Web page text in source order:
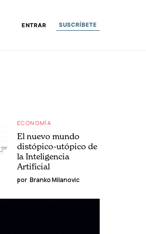
ENTRAR SUSCRÍBETE
ECONOMÍA
El nuevo mundo
distópico-utópico de
la Inteligencia
Artificial
por Branko Milanovic